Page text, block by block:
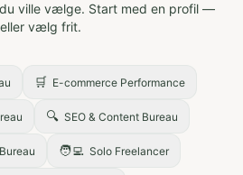
ville vælge. Start med en profil —
eller vælg frit.
🛒 E-commerce Performance
🔍 SEO & Content Bureau
🧑‍💻 Solo Freelancer